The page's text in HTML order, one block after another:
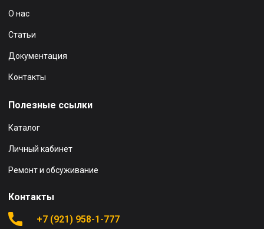
О нас
Статьи
Документация
Контакты
Полезные ссылки
Каталог
Личный кабинет
Ремонт и обсуживание
Контакты
+7 (921) 958-1-777